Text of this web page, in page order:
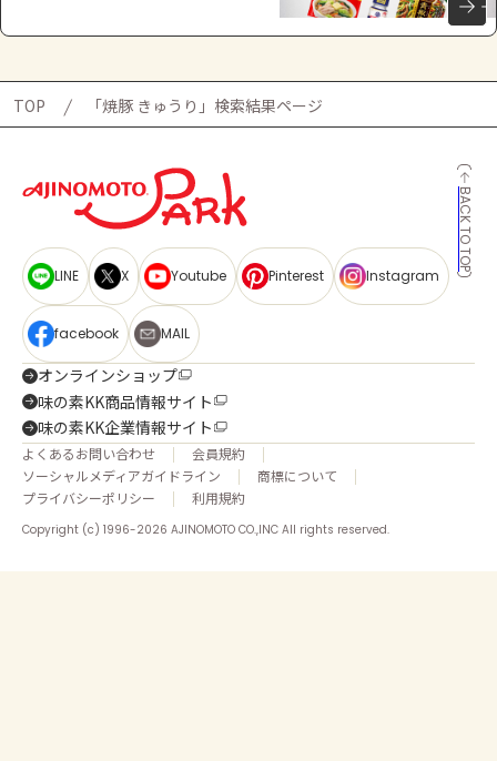
TOP 「焼豚 きゅうり」検索結果ページ
BACK TO TOP
LINE X Youtube Pinterest Instagram
facebook MAIL
オンラインショップ
味の素KK商品情報サイト
味の素KK企業情報サイト
よくあるお問い合わせ
会員規約
ソーシャルメディアガイドライン
商標について
プライバシーポリシー
利用規約
Copyright (c) 1996-2026 AJINOMOTO CO.,INC All rights reserved.